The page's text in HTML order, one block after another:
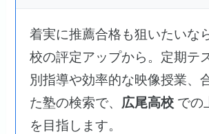
着実に推薦合格も狙いたいな
校の評定アップから。定期テ
別指導や効率的な映像授業、
た塾の検索で、 広尾高校 での
を目指します。